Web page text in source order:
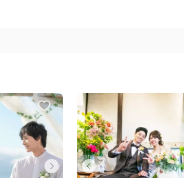
ウェディング
ウェディング
グ
ウェディング
ングフォト
ウェディングフ